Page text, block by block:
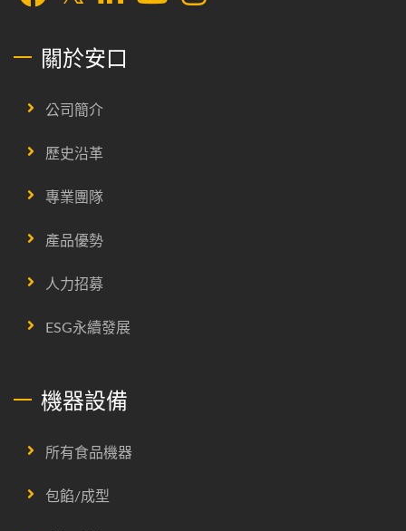
關於安口
公司簡介
歷史沿革
專業團隊
產品優勢
人力招募
ESG永續發展
機器設備
所有食品機器
包餡/成型